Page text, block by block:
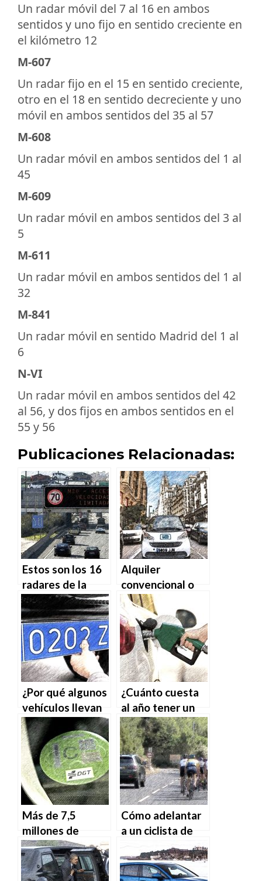
Un radar móvil del 7 al 16 en ambos
sentidos y uno fijo en sentido creciente en
el kilómetro 12
M-607
Un radar fijo en el 15 en sentido creciente,
otro en el 18 en sentido decreciente y uno
móvil en ambos sentidos del 35 al 57
M-608
Un radar móvil en ambos sentidos del 1 al
45
M-609
Un radar móvil en ambos sentidos del 3 al
5
M-611
Un radar móvil en ambos sentidos del 1 al
32
M-841
Un radar móvil en sentido Madrid del 1 al
6
N-VI
Un radar móvil en ambos sentidos del 42
al 56, y dos fijos en ambos sentidos en el
55 y 56
Publicaciones Relacionadas:
Estos son los 16
radares de la
M30
Alquiler
convencional o
“carsharing”, ¿qué
es más rentable?
¿Por qué algunos
vehículos llevan
matrícula azul?
¿Cuánto cuesta
al año tener un
coche en
propiedad?
Más de 7,5
millones de
coches no tienen
etiqueta
medioambiental
Cómo adelantar
a un ciclista de
forma segura